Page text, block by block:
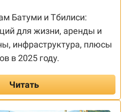
Батуми и Тбилиси:
для жизни, аренды и
инфраструктура, плюсы
в 2025 году.
Читать